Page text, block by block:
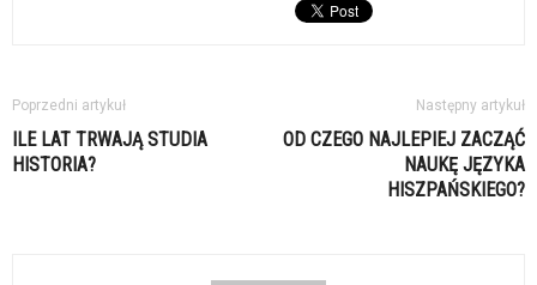
Poprzedni artykuł
ILE LAT TRWAJĄ STUDIA
HISTORIA?
Następny artykuł
OD CZEGO NAJLEPIEJ ZACZĄĆ
NAUKĘ JĘZYKA
HISZPAŃSKIEGO?